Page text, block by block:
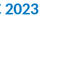
2023